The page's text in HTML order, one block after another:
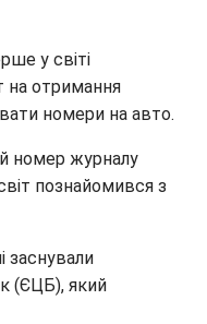
у світі
на отримання
номери на авто.
номер журналу
познайомився з
заснували
(ЄЦБ), який